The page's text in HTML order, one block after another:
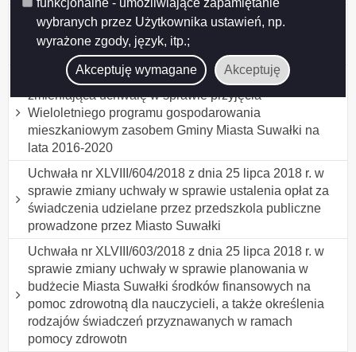
funkcjonalne - umożliwiające zapamiętanie
wybranych przez Użytkownika ustawień, np.
wyrażone zgody, język, itp.;
Akceptuję wymagane Akceptuję
Uchwała nr XLVIII/606/2018 z dnia 25 lipca 2018 r. w
sprawie projektu regulaminu dostarczania wody i
odprowadzania ścieków
Uchwała nr XLVIII/605/2018 z dnia 25 lipca 2018 r.
zmieniająca uchwałę w sprawie przyjęcia
Wieloletniego programu gospodarowania
mieszkaniowym zasobem Gminy Miasta Suwałki na
lata 2016-2020
Uchwała nr XLVIII/604/2018 z dnia 25 lipca 2018 r. w
sprawie zmiany uchwały w sprawie ustalenia opłat za
świadczenia udzielane przez przedszkola publiczne
prowadzone przez Miasto Suwałki
Uchwała nr XLVIII/603/2018 z dnia 25 lipca 2018 r. w
sprawie zmiany uchwały w sprawie planowania w
budżecie Miasta Suwałki środków finansowych na
pomoc zdrowotną dla nauczycieli, a także określenia
rodzajów świadczeń przyznawanych w ramach
pomocy zdrowotn